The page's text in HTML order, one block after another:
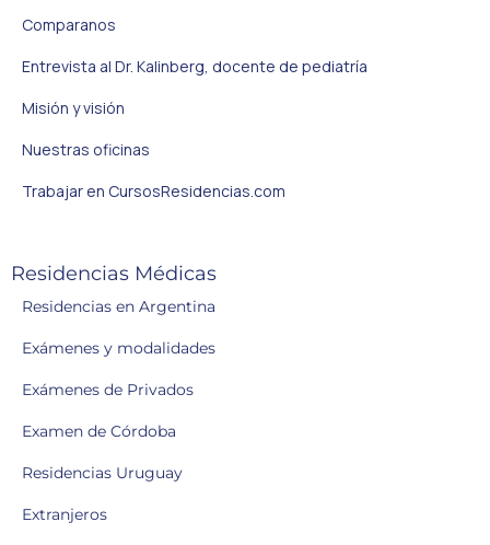
Comparanos
Entrevista al Dr. Kalinberg, docente de pediatría
Misión y visión
Nuestras oficinas
Trabajar en CursosResidencias.com
Residencias Médicas
Residencias en Argentina
Exámenes y modalidades
Exámenes de Privados
Examen de Córdoba
Residencias Uruguay
Extranjeros